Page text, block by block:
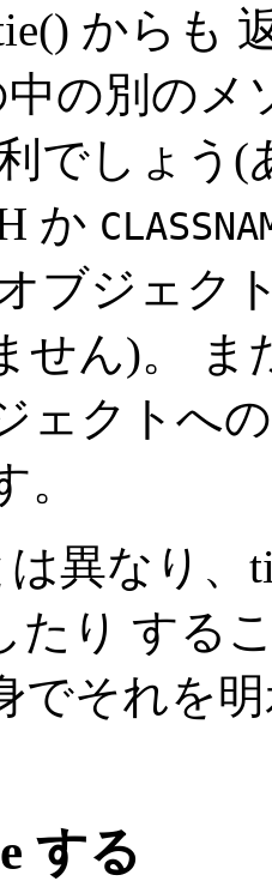
からも
中の別のメ
でしょう
か
ブジェク
せん)。 ま
ェクトへ
。
は異なり
たり する
でそれを
する